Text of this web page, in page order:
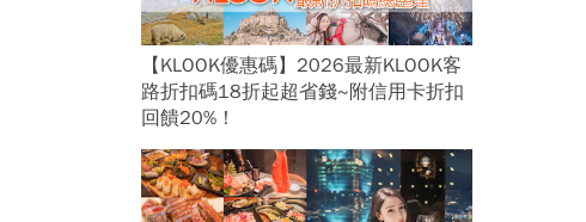
【KLOOK優惠碼】2026最新KLOOK客
路折扣碼18折起超省錢~附信用卡折扣
回饋20%！